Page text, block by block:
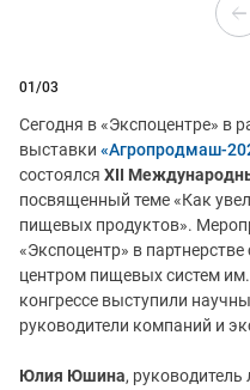
01 /03
Сегодня в «Экспоцентре» в
выставки «Агропродмаш-
состоялся XII
посвященный теме «Как
пищевых продуктов».
«Экспоцентр» в
центром пищевых систем
конгрессе выступили
руководители компаний и
Юлия Юшина,